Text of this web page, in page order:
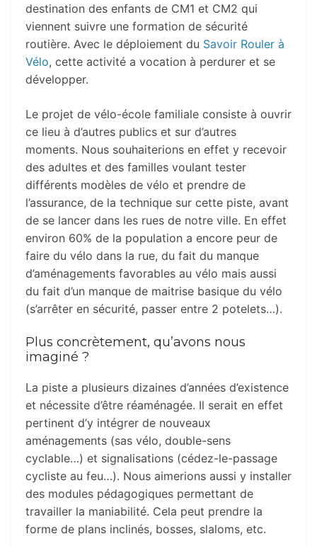
destination des enfants de CM1 et CM2 qui
viennent suivre une formation de sécurité
routière. Avec le déploiement du Savoir Rouler à
Vélo, cette activité a vocation à perdurer et se
développer.
Le projet de vélo-école familiale consiste à ouvrir
ce lieu à d’autres publics et sur d’autres
moments. Nous souhaiterions en effet y recevoir
des adultes et des familles voulant tester
différents modèles de vélo et prendre de
l’assurance, de la technique sur cette piste, avant
de se lancer dans les rues de notre ville. En effet
environ 60% de la population a encore peur de
faire du vélo dans la rue, du fait du manque
d’aménagements favorables au vélo mais aussi
du fait d’un manque de maitrise basique du vélo
(s’arrêter en sécurité, passer entre 2 potelets…).
Plus concrètement, qu’avons nous
imaginé ?
La piste a plusieurs dizaines d’années d’existence
et nécessite d’être réaménagée. Il serait en effet
pertinent d’y intégrer de nouveaux
aménagements (sas vélo, double-sens
cyclable…) et signalisations (cédez-le-passage
cycliste au feu…). Nous aimerions aussi y installer
des modules pédagogiques permettant de
travailler la maniabilité. Cela peut prendre la
forme de plans inclinés, bosses, slaloms, etc.